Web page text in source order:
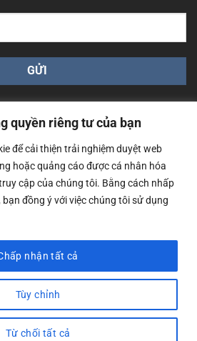
quyền riêng tư của bạn
để cải thiện trải nghiệm duyệt web
hoặc quảng cáo được cá nhân hóa
cập của chúng tôi. Bằng cách nhấp
bạn đồng ý với việc chúng tôi sử dụng
Tùy chỉnh
Từ chối tất cả
nhận tất cả
Xương - Số ĐKKD: 0108783483
Sở Kế Hoạch và Đầu Tư Tp. Hà
Binh Xuong. All Rights Reserved